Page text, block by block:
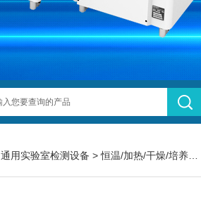
通用实验室检测设备 >恒温/加热/干燥/培养设备